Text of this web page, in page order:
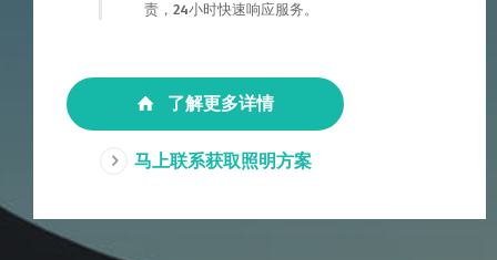
责，24小时快速响应服务。
了解更多详情
马上联系获取照明方案